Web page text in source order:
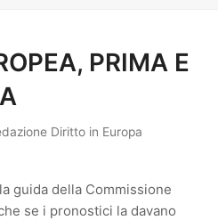
PRIMA E
Diritto in Europa
guida della Commissione
se i pronostici la davano